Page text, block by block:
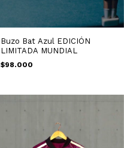
Buzo Bat Azul EDICIÓN
LIMITADA MUNDIAL
$98.000